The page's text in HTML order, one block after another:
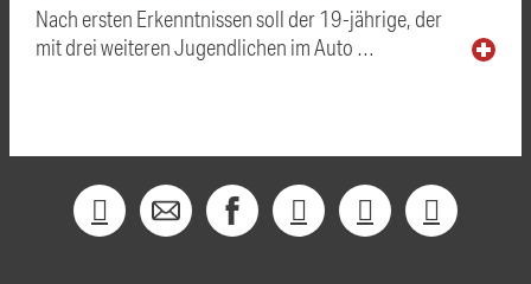
Nach ersten Erkenntnissen soll der 19-jährige, der
mit drei weiteren Jugendlichen im Auto …